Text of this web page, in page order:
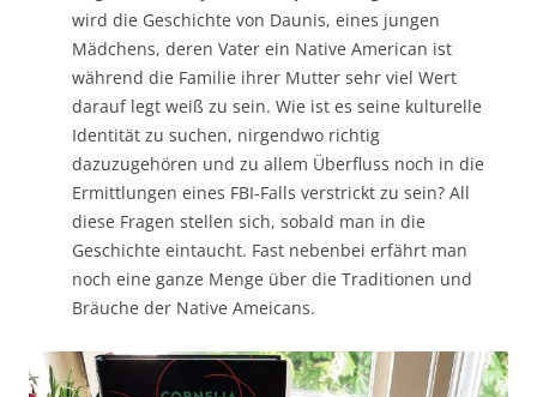
wird die Geschichte von Daunis, eines jungen
Mädchens, deren Vater ein Native American ist
während die Familie ihrer Mutter sehr viel Wert
darauf legt weiß zu sein. Wie ist es seine kulturelle
Identität zu suchen, nirgendwo richtig
dazuzugehören und zu allem Überfluss noch in die
Ermittlungen eines FBI-Falls verstrickt zu sein? All
diese Fragen stellen sich, sobald man in die
Geschichte eintaucht. Fast nebenbei erfährt man
noch eine ganze Menge über die Traditionen und
Bräuche der Native Ameicans.